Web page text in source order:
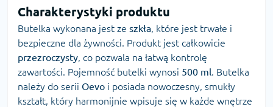
Charakterystyki produktu
Butelka wykonana jest ze szkła, które jest trwałe i
bezpieczne dla żywności. Produkt jest całkowicie
przezroczysty, co pozwala na łatwą kontrolę
zawartości. Pojemność butelki wynosi 500 ml. Butelka
należy do serii Oevo i posiada nowoczesny, smukły
kształt, który harmonijnie wpisuje się w każde wnętrze